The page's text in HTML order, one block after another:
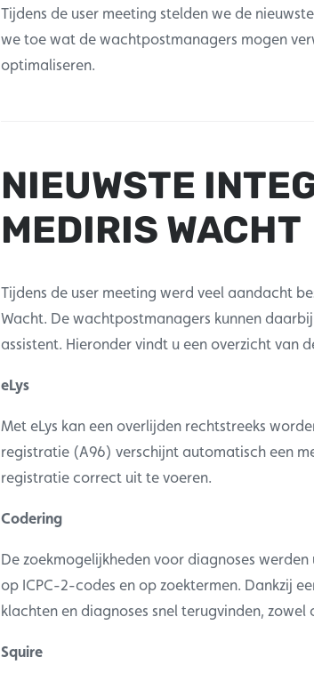
Tijdens de user meeting stelden we de
we toe wat de wachtpostmanagers mogen
optimaliseren.
NIEUWSTE
MEDIRIS WACHT
Tijdens de user meeting werd veel aandacht
Wacht. De wachtpostmanagers kunnen
assistent. Hieronder vindt u een overzicht van
eLys
Met eLys kan een overlijden rechtstreeks
registratie (A96) verschijnt automatisch een
registratie correct uit te voeren.
Codering
De zoekmogelijkheden voor diagnoses
op ICPC-2-codes en op zoektermen. Dankzij
klachten en diagnoses snel terugvinden,
Squire